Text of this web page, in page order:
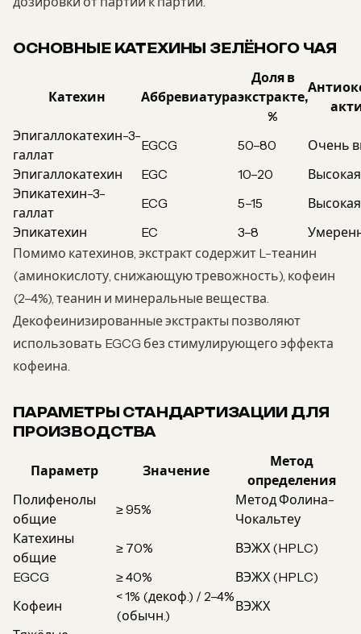
ОСНОВНЫЕ КАТЕХИНЫ ЗЕЛЁНОГО ЧАЯ
Катехин Аббревиатура
Доля в
экстракте,
%
Эпигаллокатехин-3-
галлат
EGCG 50–80
Очень
Эпигаллокатехин
EGC 10–20
Высокая
Эпикатехин-3-
галлат
ECG 5–15
Высокая
Эпикатехин
EC 3–8
Помимо катехинов, экстракт содержит L-теанин
(аминокислоту, снижающую тревожность), кофеин
(2–4%), теанин и минеральные вещества.
Декофеинизированные экстракты позволяют
использовать EGCG без стимулирующего эффекта
кофеина.
ПАРАМЕТРЫ СТАНДАРТИЗАЦИИ ДЛЯ
ПРОИЗВОДСТВА
Параметр Значение
Метод
определения
Полифенолы
общие
≥ 95%
Метод Фолина-
Чокальтеу
Катехины
общие
≥ 70%
ВЭЖХ (HPLC)
EGCG
≥ 40%
ВЭЖХ (HPLC)
Кофеин
< 1% (декоф.) / 2–4%
(обычн.)
ВЭЖХ